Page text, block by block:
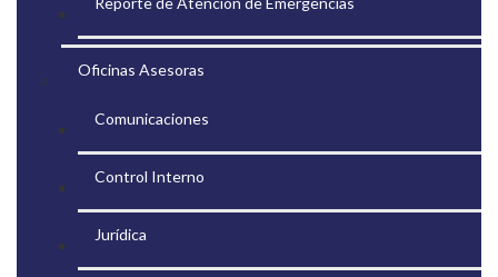
Oficinas Asesoras
Comunicaciones
Control Interno
Jurídica